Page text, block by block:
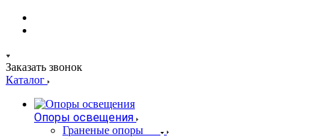
Заказать звонок
Каталог
Опоры освещения
Граненые опоры